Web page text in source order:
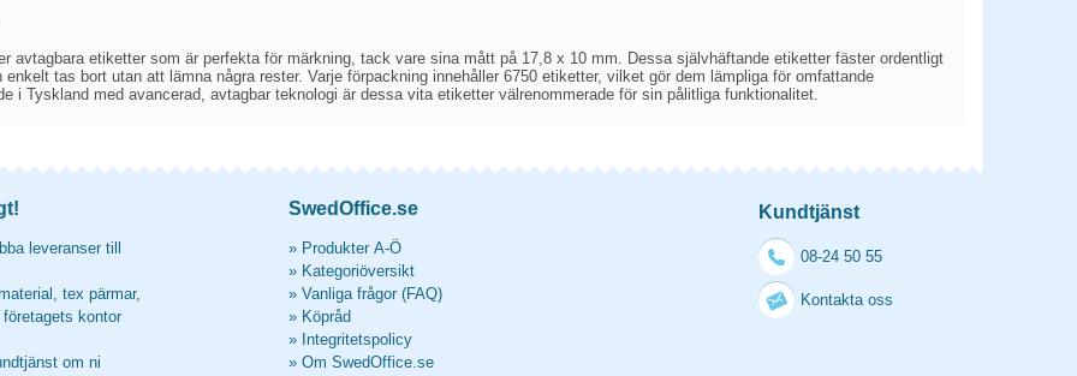
avtagbara etiketter som är perfekta för märkning, tack vare sina mått på 17,8 x 10 mm. Dessa självhäftande etiketter fäster ordentligt
tas bort utan att lämna några rester. Varje förpackning innehåller 6750 etiketter, vilket gör dem lämpliga för omfattande
i Tyskland med avancerad, avtagbar teknologi är dessa vita etiketter välrenommerade för sin pålitliga funktionalitet.
leveranser till
tex pärmar,
kontor
om ni
SwedOffice.se
» Produkter A-Ö
» Kategoriöversikt
» Vanliga frågor (FAQ)
» Köpråd
» Integritetspolicy
» Om SwedOffice.se
Kundtjänst
08-24 50 55
Kontakta oss